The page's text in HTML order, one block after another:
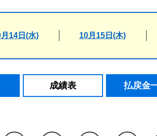
14日(水) 10月15日(木)
成績表 払戻金